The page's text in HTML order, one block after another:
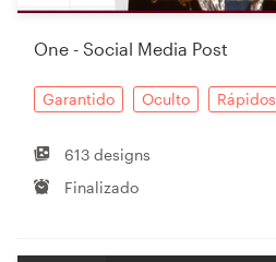
One - Social Media Post
Garantido Oculto Rápidos
613 designs
Finalizado